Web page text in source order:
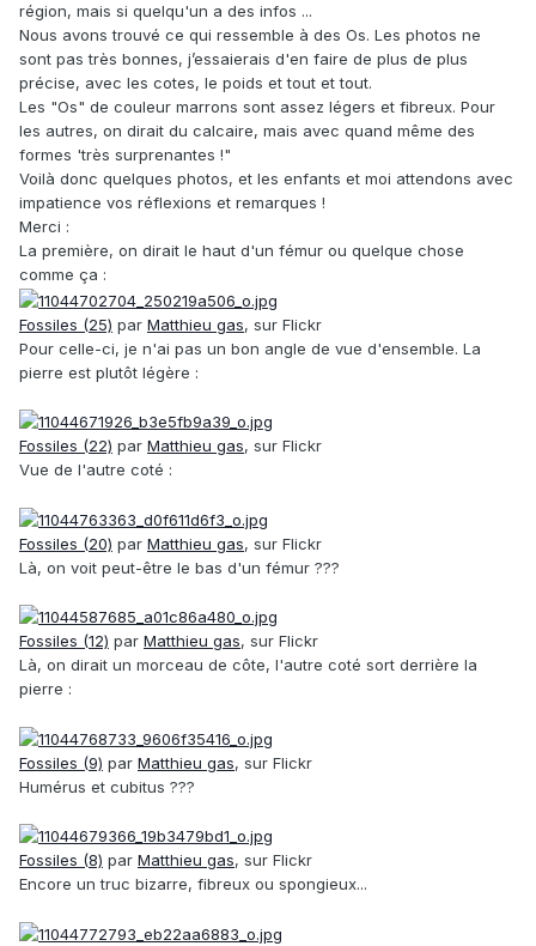
région, mais si quelqu'un a des infos ...
Nous avons trouvé ce qui ressemble à des Os. Les photos ne
sont pas très bonnes, j’essaierais d'en faire de plus de plus
précise, avec les cotes, le poids et tout et tout.
Les "Os" de couleur marrons sont assez légers et fibreux. Pour
les autres, on dirait du calcaire, mais avec quand même des
formes 'très surprenantes !"
Voilà donc quelques photos, et les enfants et moi attendons avec
impatience vos réflexions et remarques !
Merci :
La première, on dirait le haut d'un fémur ou quelque chose
comme ça :
Fossiles (25) par Matthieu gas, sur Flickr
Pour celle-ci, je n'ai pas un bon angle de vue d'ensemble. La
pierre est plutôt légère :
Fossiles (22) par Matthieu gas, sur Flickr
Vue de l'autre coté :
Fossiles (20) par Matthieu gas, sur Flickr
Là, on voit peut-être le bas d'un fémur ???
Fossiles (12) par Matthieu gas, sur Flickr
Là, on dirait un morceau de côte, l'autre coté sort derrière la
pierre :
Fossiles (9) par Matthieu gas, sur Flickr
Humérus et cubitus ???
Fossiles (8) par Matthieu gas, sur Flickr
Encore un truc bizarre, fibreux ou spongieux...